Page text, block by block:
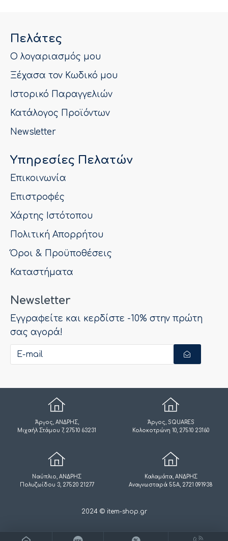
Πελάτες
Ο λογαριασμός μου
Ξέχασα τον Κωδικό μου
Ιστορικό Παραγγελιών
Κατάλογος Προϊόντων
Newsletter
Υπηρεσίες Πελατών
Επικοινωνία
Επιστροφές
Χάρτης Ιστότοπου
Πολιτική Απορρήτου
Όροι & Προϋποθέσεις
Καταστήματα
Newsletter
Εγγραφείτε και κερδίστε -10% στην πρώτη
σας αγορά!
Άργος, ΑΝΔΡΗΣ,
Μιχαήλ Στάμου 7, 27510 63231
Άργος, SQUARES
Κολοκοτρώνη 10, 27510 23160
Ναύπλιο, ΑΝΔΡΗΣ
Πολυζωίδου 3, 27520 21277
Καλαμάτα, ΑΝΔΡΗΣ
Αναγνωσταρά 55Α, 2721 091938
2024 © item-shop.gr